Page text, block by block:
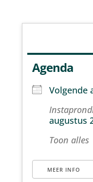
Agenda
Volgende
augustus
Toon alles
MEER INFO